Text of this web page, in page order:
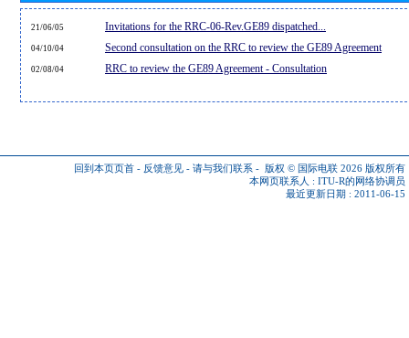
21/06/05 Invitations for the RRC-06-Rev.GE89 dispatched...
04/10/04 Second consultation on the RRC to review the GE89 Agreement
02/08/04 RRC to review the GE89 Agreement - Consultation
回到本页页首 - 反馈意见 - 请与我们联系 - 版权 © 国际电联 2026 版权所有
本网页联系人 : ITU-R的网络协调员
最近更新日期 : 2011-06-15